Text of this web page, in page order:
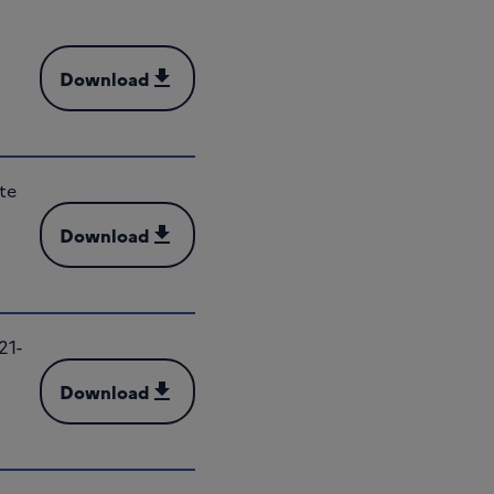
Download
Download (PDF - 15 MB)
Download
Download (PDF - 6 MB)
Download
Download (PDF - 16 MB)